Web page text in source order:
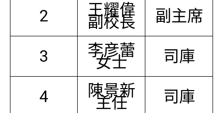
2 王耀偉
副校長 副主席
3 李彦蕾
女士 司庫
4 陳景新
主任 司庫